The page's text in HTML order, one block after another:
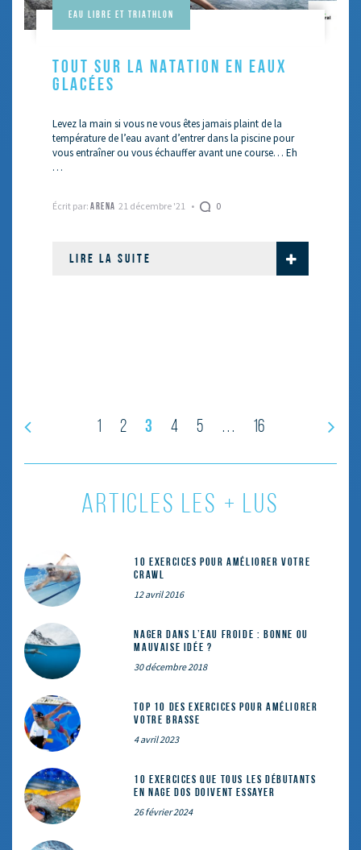
Eau libre et Triathlon
TOUT SUR LA NATATION EN EAUX
GLACÉES
Levez la main si vous ne vous êtes jamais plaint de la
température de l’eau avant d’entrer dans la piscine pour
vous entraîner ou vous échauffer avant une course… Eh
…
Écrit par: ARENA 21 décembre '21 0
LIRE LA SUITE
1 2 3 4 5 … 16
ARTICLES LES + LUS
10 exercices pour améliorer votre
crawl
12 avril 2016
Nager dans l’eau froide : bonne ou
mauvaise idée ?
30 décembre 2018
Top 10 des exercices pour améliorer
votre brasse
4 avril 2023
10 exercices que tous les débutants
en nage dos doivent essayer
26 février 2024